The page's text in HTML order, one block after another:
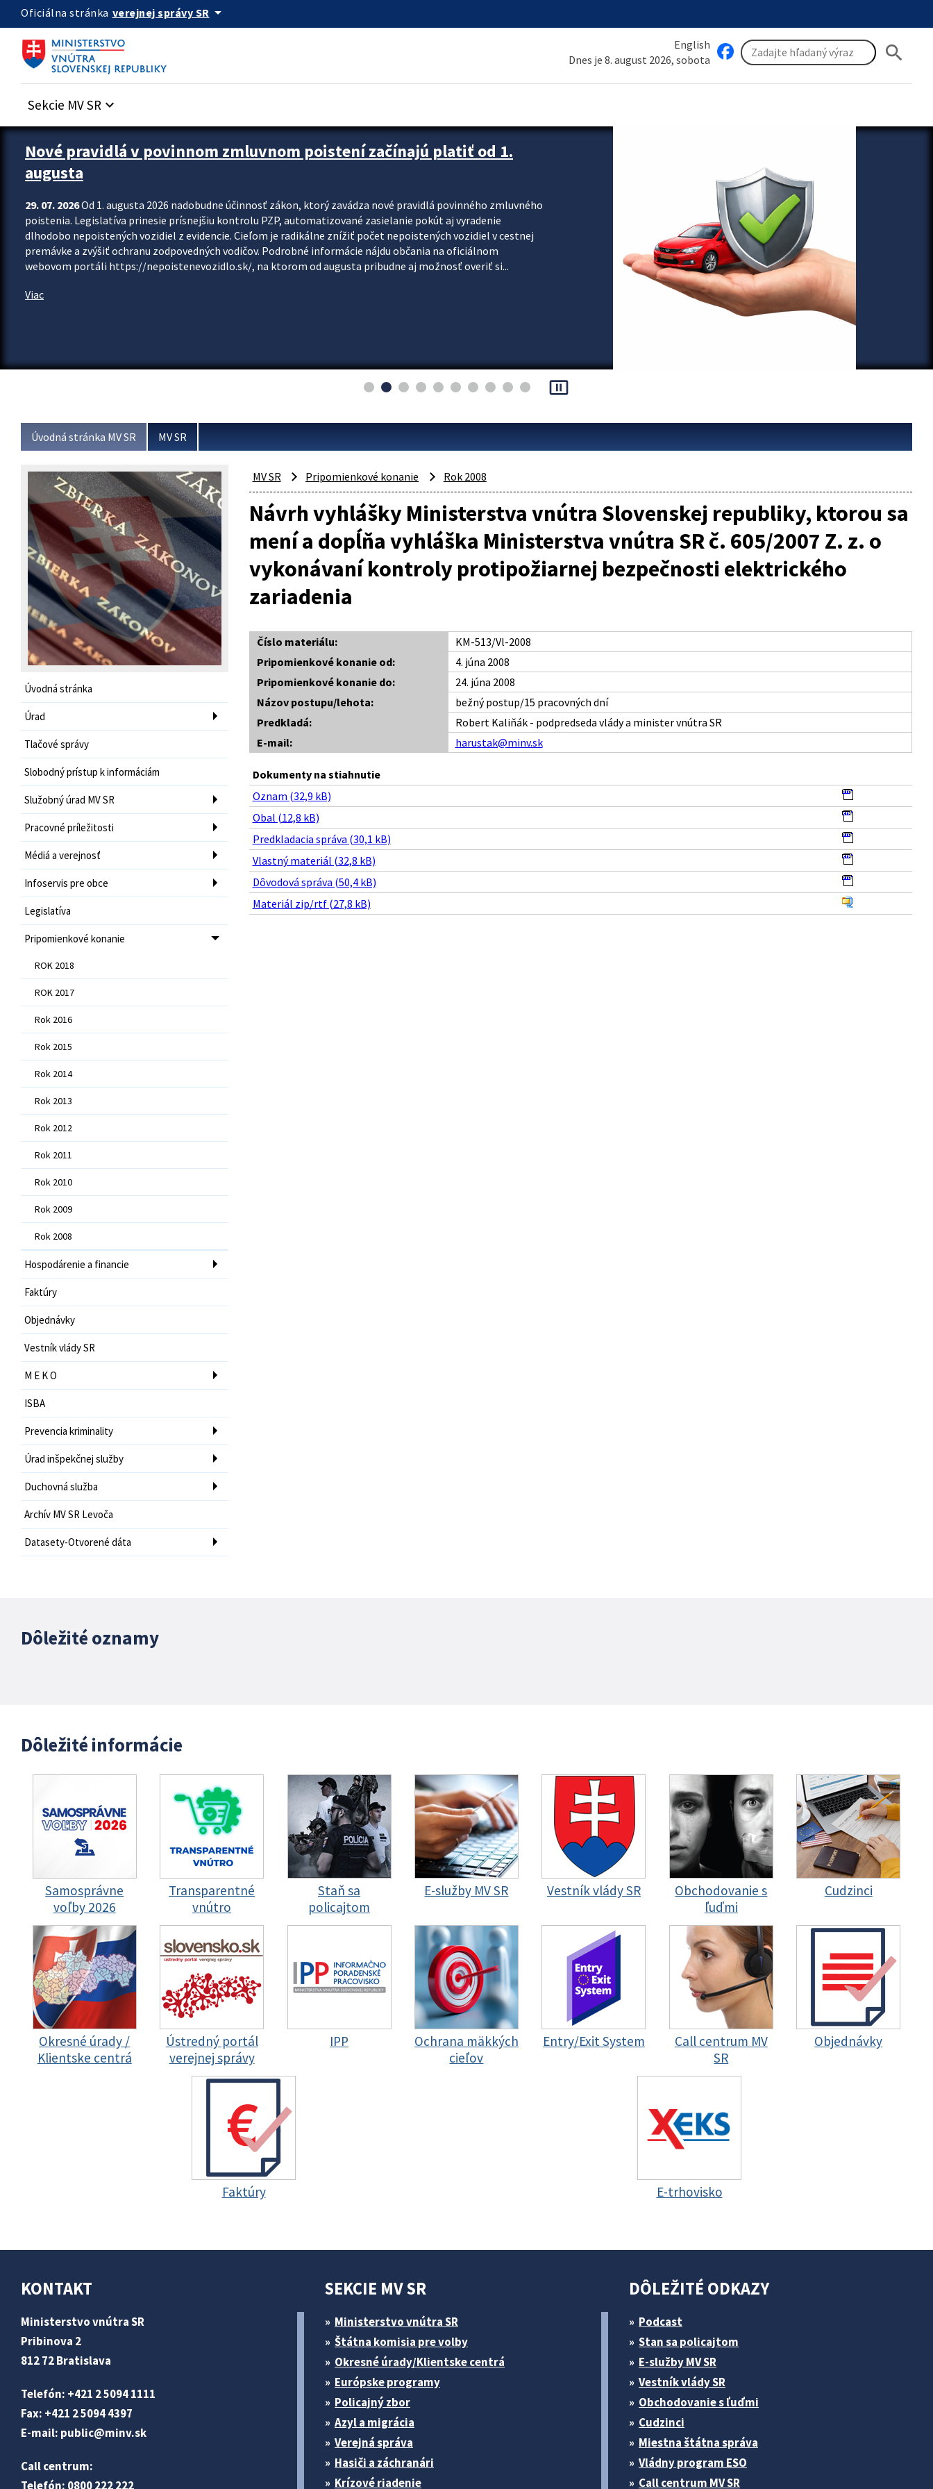
Preskocit na hlavný obsah
Oficiálna stránka verejnej správy SR arrow_drop_down
English
Dnes je 8. august 2026, sobota
search
Sekcie MV SR keyboard_arrow_down
Zastavit automatický posun upútavok
Nové pravidlá v povinnom zmluvnom poistení začínajú platiť od 1.
augusta
29. 07. 2026Od 1. augusta 2026 nadobudne účinnosť zákon, ktorý zavádza nové pravidlá povinného zmluvného
poistenia. Legislatíva prinesie prísnejšiu kontrolu PZP, automatizované zasielanie pokút aj vyradenie
dlhodobo nepoistených vozidiel z evidencie. Cieľom je radikálne znížiť počet nepoistených vozidiel v cestnej
premávke a zvýšiť ochranu zodpovedných vodičov. Podrobné informácie nájdu občania na oficiálnom
webovom portáli https://nepoistenevozidlo.sk/, na ktorom od augusta pribudne aj možnosť overiť si...
Viac
pause_presentation
Úvodná stránka MV SR MV SR
Úvodná stránka
Úrad
Tlačové správy
Slobodný prístup k informáciám
Služobný úrad MV SR
Pracovné príležitosti
Médiá a verejnosť
Infoservis pre obce
Legislatíva
Pripomienkové konanie
ROK 2018
ROK 2017
Rok 2016
Rok 2015
Rok 2014
Rok 2013
Rok 2012
Rok 2011
Rok 2010
Rok 2009
Rok 2008
Hospodárenie a financie
Faktúry
Objednávky
Vestník vlády SR
M E K O
ISBA
Prevencia kriminality
Úrad inšpekčnej služby
Duchovná služba
Archív MV SR Levoča
Datasety-Otvorené dáta
MV SR Pripomienkové konanie Rok 2008
Návrh vyhlášky Ministerstva vnútra Slovenskej republiky, ktorou sa
mení a dopĺňa vyhláška Ministerstva vnútra SR č. 605/2007 Z. z. o
vykonávaní kontroly protipožiarnej bezpečnosti elektrického
zariadenia
Číslo materiálu:
KM-513/Vl-2008
Pripomienkové konanie od:
4. júna 2008
Pripomienkové konanie do:
24. júna 2008
Názov postupu/lehota:
bežný postup/15 pracovných dní
Predkladá:
Robert Kaliňák - podpredseda vlády a minister vnútra SR
E-mail:
harustak@minv.sk
Dokumenty na stiahnutie
Oznam (32,9 kB)
Obal (12,8 kB)
Predkladacia správa (30,1 kB)
Vlastný materiál (32,8 kB)
Dôvodová správa (50,4 kB)
Materiál zip/rtf (27,8 kB)
Dôležité oznamy
Dôležité informácie
Samosprávne
voľby 2026
Transparentné
vnútro
Staň sa
policajtom
E-služby MV SR Vestník vlády SR
Obchodovanie s
ľuďmi
Cudzinci
Okresné úrady /
Klientske centrá
Ústredný portál
verejnej správy
IPP
Ochrana mäkkých
cieľov
Entry/Exit System
Call centrum MV
SR
Objednávky
Faktúry E-trhovisko
KONTAKT
Ministerstvo vnútra SR
Pribinova 2
812 72 Bratislava
Telefón: +421 2 5094 1111
Fax: +421 2 5094 4397
E-mail: public@minv.sk
Call centrum:
Telefón: 0800 222 222
SEKCIE MV SR
Ministerstvo vnútra SR
Štátna komisia pre volby
Okresné úrady/Klientske centrá
Európske programy
Policajný zbor
Azyl a migrácia
Verejná správa
Hasiči a záchranári
Krízové riadenie
DÔLEŽITÉ ODKAZY
Podcast
Stan sa policajtom
E-služby MV SR
Vestník vlády SR
Obchodovanie s ľuďmi
Cudzinci
Miestna štátna správa
Vládny program ESO
Call centrum MV SR